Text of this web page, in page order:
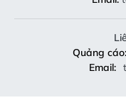
Quảng cáo:
Email: